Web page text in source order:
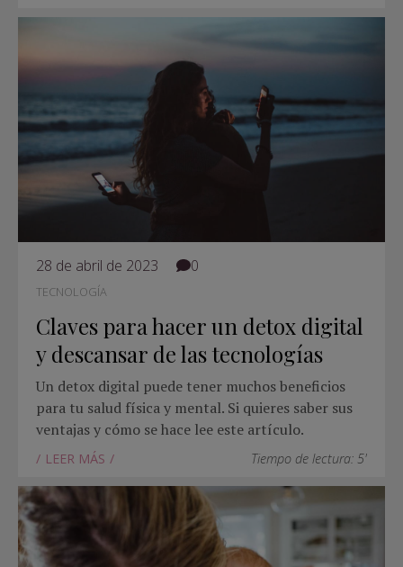
28 de abril de 2023 0
TECNOLOGÍA
Claves para hacer un detox digital
y descansar de las tecnologías
Un detox digital puede tener muchos beneficios
para tu salud física y mental. Si quieres saber sus
ventajas y cómo se hace lee este artículo.
LEER MÁS Tiempo de lectura: 5'